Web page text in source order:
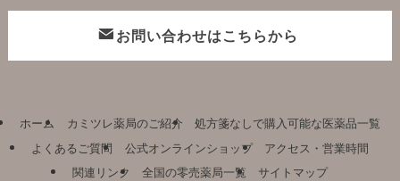
お問い合わせはこちらから
ホーム カミツレ薬局のご紹介
処方箋なしで購入可能な医薬品一覧
よくあるご質問
公式オンラインショップ
アクセス・営業時間
関連リンク
全国の零売薬局一覧 サイトマップ